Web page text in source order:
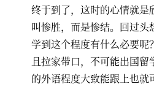
终于到了，这时的心情就是
叫惨胜，而是惨结。回过头
学到这个程度有什么必要呢
且拉家带口，不可能出国
的外语程度大致能跟上也就